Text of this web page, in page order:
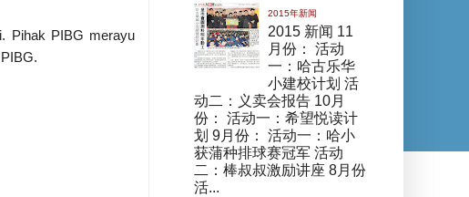
Pihak PIBG merayu
2015年新闻
2015 新闻 11
月份： 活动
一：哈古乐华
小建校计划 活
动二：义卖会报告 10月
份： 活动一：希望悦读计
划 9月份： 活动一：哈小
获蒲种排球赛冠军 活动
二：棒叔叔激励讲座 8月份
活...